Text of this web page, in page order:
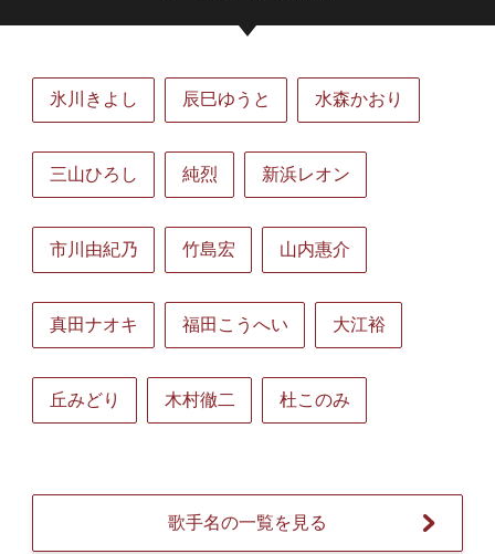
氷川きよし 辰巳ゆうと 水森かおり
三山ひろし 純烈 新浜レオン
市川由紀乃 竹島宏 山内惠介
真田ナオキ 福田こうへい 大江裕
丘みどり 木村徹二 杜このみ
歌手名の一覧を見る